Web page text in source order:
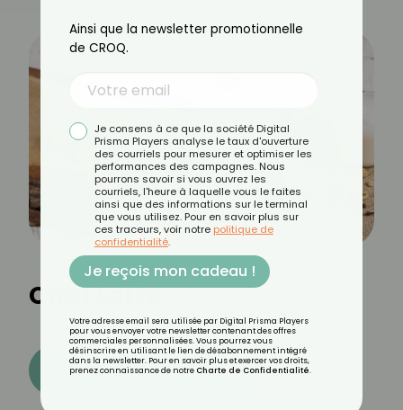
Chaï Latte
Découvrez les 11 menus CROQ
Ainsi que la newsletter promotionnelle
de CROQ.
Je consens à ce que la société Digital
Prisma Players analyse le taux d'ouverture
des courriels pour mesurer et optimiser les
performances des campagnes. Nous
pourrons savoir si vous ouvrez les
courriels, l'heure à laquelle vous le faites
ainsi que des informations sur le terminal
que vous utilisez. Pour en savoir plus sur
ces traceurs, voir notre politique de
confidentialité.
Je reçois mon cadeau !
Votre adresse email sera utilisée par Digital Prisma Players
pour vous envoyer votre newsletter contenant des offres
commerciales personnalisées. Vous pourrez vous
désinscrire en utilisant le lien de désabonnement intégré
dans la newsletter. Pour en savoir plus et exercer vos droits,
prenez connaissance de notre Charte de Confidentialité.